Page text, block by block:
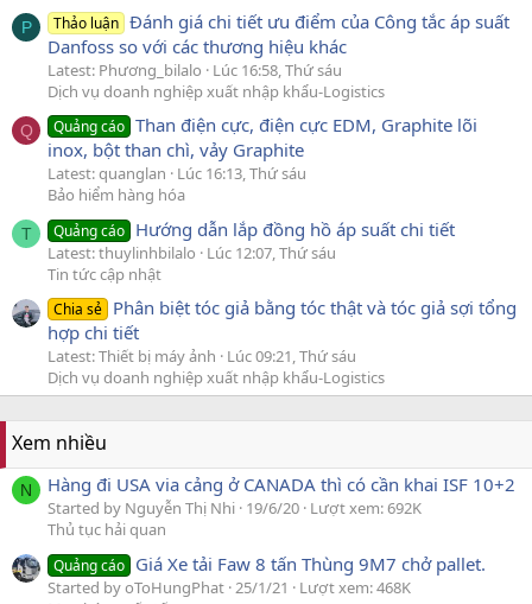
P Thảo luận Đánh giá chi tiết ưu điểm của Công tắc áp suất
Danfoss so với các thương hiệu khác
Latest: Phương_bilalo
Lúc 16:58, Thứ sáu
Dịch vụ doanh nghiệp xuất nhập khẩu-Logistics
Q Quảng cáo Than điện cực, điện cực EDM, Graphite lõi
inox, bột than chì, vảy Graphite
Latest: quanglan
Lúc 16:13, Thứ sáu
Bảo hiểm hàng hóa
T Quảng cáo Hướng dẫn lắp đồng hồ áp suất chi tiết
Latest: thuylinhbilalo
Lúc 12:07, Thứ sáu
Tin tức cập nhật
Chia sẻ Phân biệt tóc giả bằng tóc thật và tóc giả sợi tổng
hợp chi tiết
Latest: Thiết bị máy ảnh
Lúc 09:21, Thứ sáu
Dịch vụ doanh nghiệp xuất nhập khẩu-Logistics
Xem nhiều
N Hàng đi USA via cảng ở CANADA thì có cần khai ISF 10+2
Started by Nguyễn Thị Nhi 19/6/20 Lượt xem: 692K
Thủ tục hải quan
Quảng cáo Giá Xe tải Faw 8 tấn Thùng 9M7 chở pallet.
Started by oToHungPhat 25/1/21
Lượt xem: 468K